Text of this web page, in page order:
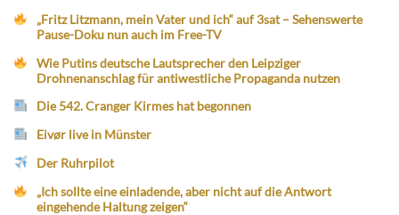
„Fritz Litzmann, mein Vater und ich“ auf 3sat – Sehenswerte
Pause-Doku nun auch im Free-TV
Wie Putins deutsche Lautsprecher den Leipziger
Drohnenanschlag für antiwestliche Propaganda nutzen
Die 542. Cranger Kirmes hat begonnen
Eivør live in Münster
Der Ruhrpilot
„Ich sollte eine einladende, aber nicht auf die Antwort
eingehende Haltung zeigen“